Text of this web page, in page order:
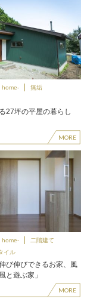
home-
無垢
27坪の平屋の暮らし
MORE
home-
二階建て
イル
び伸びできるお家、風
と遊ぶ家」
MORE